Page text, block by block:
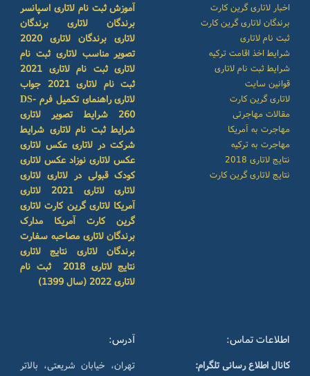
آموزش ثبت نام لاتاری اسپانسر
برندگان لاتاری
برندگان
لاتاری برندگان لاتاری 2020
تصویر مناسب لاتاری ثبت نام
لاتاری ثبت نام لاتاری 2021
ثبت نام لاتاری 2021
جواب
لاتاری
راهنمای تکمیل فرم DS-
260
شرایط تصویر لاتاری
شرایط ثبت نام لاتاری شرایط
شرکت در لاتاری عکس لاتاری
عکس لاتاری نوزاد عکس لاتاری
کودک قبولی در لاتاری لاتاری
لاتاریلاتاری 2021
لاتاری
آمریکا لاتاری گرین کارت لاتاری
گرین کارت آمریکا
مدارک
برندگان لاتاری مصاحبه سفارت
برندگان لاتاری
نتایج لاتاری
نتایج لاتاری 2018
ثبت نام
لاتاری 2022 (سال 1399)
اخبار لاتاری گرین کارت
برندگان لاتاری گرین کارت
ثبت نام لاتاری
شرایط اخذ اقامت ترکیه
شرایط ثبت نام لاتاری
قوانین سایت
لاتاری گرین کارت
مقالات مهاجرتی
مهاجرت به آمریکا
مهاجرت به ترکیه
نتایج لاتاری 2018
نتایج لاتاری گرین کارت
آدرس:
تهران، خیابان شریعتی، بالاتر
اطلاعات تماس:
کانال اطلاع رسانی تلگرام: